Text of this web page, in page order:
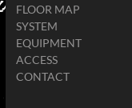
FLOOR MAP
SYSTEM
EQUIPMENT
ACCESS
CONTACT